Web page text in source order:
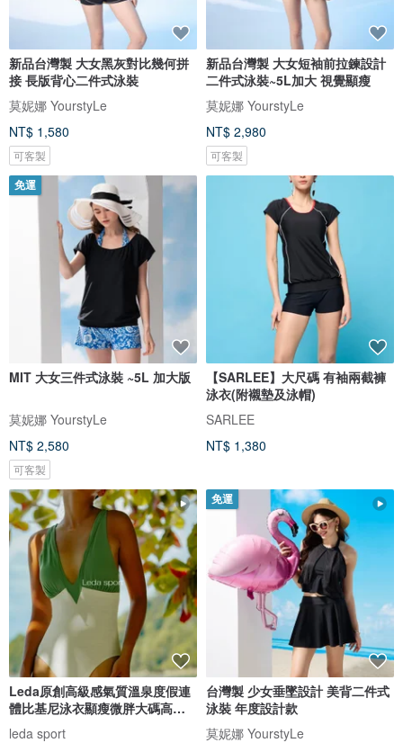
新品台灣製 大女黑灰對比幾何拼
接 長版背心二件式泳裝
莫妮娜 YourstyLe
NT$ 1,580
可客製
新品台灣製 大女短袖前拉鍊設計
二件式泳裝~5L加大 視覺顯瘦
莫妮娜 YourstyLe
NT$ 2,980
可客製
免運
MIT 大女三件式泳裝 ~5L 加大版
莫妮娜 YourstyLe
NT$ 2,580
可客製
【SARLEE】大尺碼 有袖兩截褲
泳衣(附襯墊及泳帽)
SARLEE
NT$ 1,380
Leda原創高級感氣質溫泉度假連
體比基尼泳衣顯瘦微胖大碼高開
衩女
leda sport
免運
台灣製 少女垂墜設計 美背二件式
泳裝 年度設計款
莫妮娜 YourstyLe